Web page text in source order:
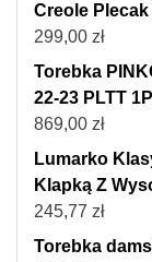
Creole
299,00 zł
Torebka
22-23 PLTT
869,00 zł
Lumarko
Klapką Z
245,77 zł
Torebka